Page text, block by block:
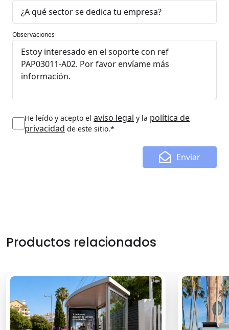
Observaciones
He leído y acepto el aviso legal y la política de
privacidad de este sitio.*
Enviar
Productos relacionados